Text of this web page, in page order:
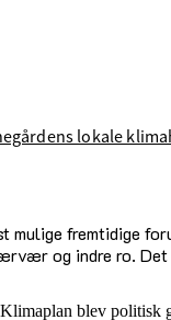
lokale
mulige fremtidige
og indre ro.
blev